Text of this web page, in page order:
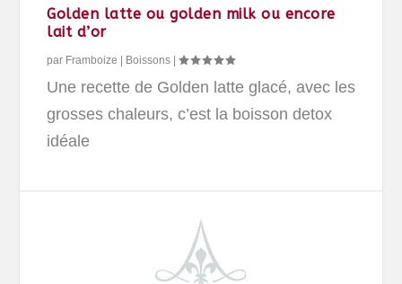
Golden latte ou golden milk ou encore
lait d’or
par Framboize | Boissons |
Une recette de Golden latte glacé, avec les
grosses chaleurs, c’est la boisson detox
idéale